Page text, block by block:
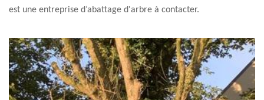
est une entreprise d’abattage d'arbre à contacter.